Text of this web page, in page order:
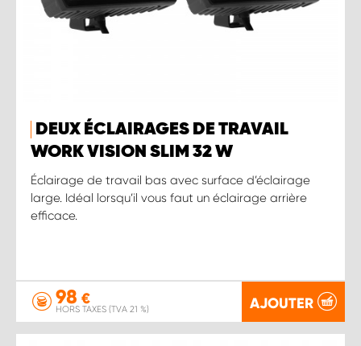
DEUX ÉCLAIRAGES DE TRAVAIL
WORK VISION SLIM 32 W
Éclairage de travail bas avec surface d’éclairage
large. Idéal lorsqu’il vous faut un éclairage arrière
efficace.
98 €
HORS TAXES (TVA 21 %) AJOUTER